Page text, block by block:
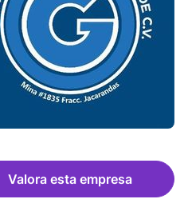
Valora esta empresa